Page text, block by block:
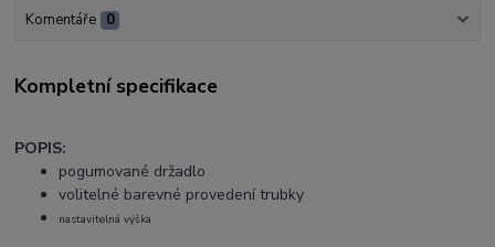
Komentáře 0
Kompletní specifikace
POPIS:
pogumované držadlo
volitelné barevné provedení trubky
nastavitelná výška